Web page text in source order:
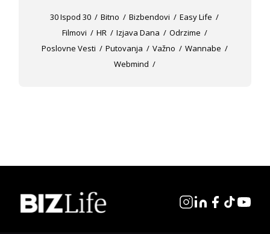
30 Ispod 30 Bitno Bizbendovi
Easy Life
Filmovi
HR Izjava Dana
Odrzime
Poslovne Vesti
Putovanja Važno
Wannabe
Webmind